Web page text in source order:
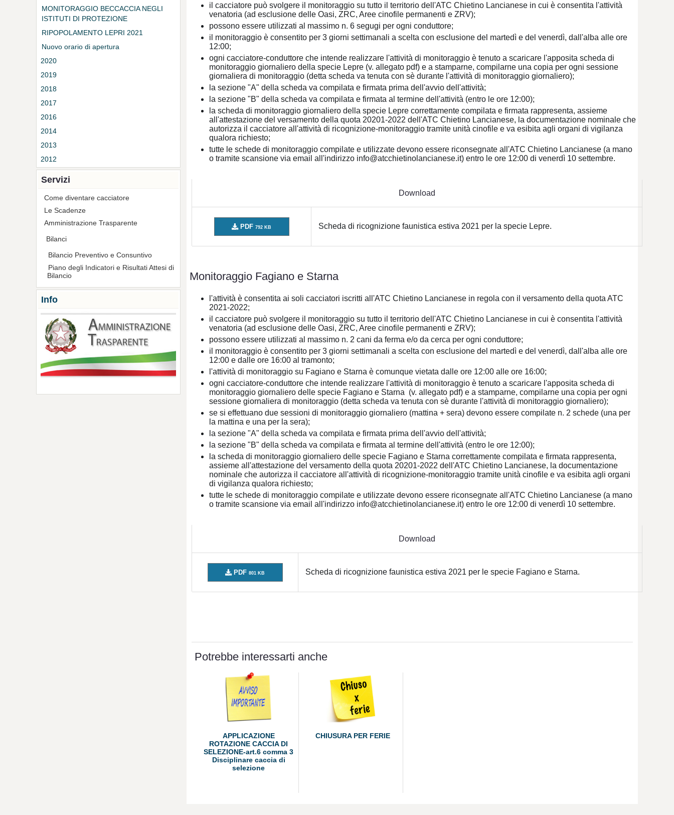
il cacciatore può svolgere il monitoraggio su tutto il territorio dell'ATC Chietino Lancianese in cui è consentita l'attività
venatoria (ad esclusione delle Oasi, ZRC, Aree cinofile permanenti e ZRV);
possono essere utilizzati al massimo n. 6 segugi per ogni conduttore;
il monitoraggio è consentito per 3 giorni settimanali a scelta con esclusione del martedì e del venerdì, dall'alba alle ore
12:00;
ogni cacciatore-conduttore che intende realizzare l'attività di monitoraggio è tenuto a scaricare l'apposita scheda di
monitoraggio giornaliero della specie Lepre (v. allegato pdf) e a stamparne, compilarne una copia per ogni sessione
giornaliera di monitoraggio (detta scheda va tenuta con sè durante l'attività di monitoraggio giornaliero);
la sezione "A" della scheda va compilata e firmata prima dell'avvio dell'attività;
la sezione "B" della scheda va compilata e firmata al termine dell'attività (entro le ore 12:00);
la scheda di monitoraggio giornaliero della specie Lepre correttamente compilata e firmata rappresenta, assieme
all'attestazione del versamento della quota 20201-2022 dell'ATC Chietino Lancianese, la documentazione nominale che
autorizza il cacciatore all'attività di ricognizione-monitoraggio tramite unità cinofile e va esibita agli organi di vigilanza
qualora richiesto;
tutte le schede di monitoraggio compilate e utilizzate devono essere riconsegnate all'ATC Chietino Lancianese (a mano
o tramite scansione via email all'indirizzo info@atcchietinolancianese.it) entro le ore 12:00 di venerdì 10 settembre.
Download
PDF 792 KB Scheda di ricognizione faunistica estiva 2021 per la specie Lepre.
Monitoraggio Fagiano e Starna
l'attività è consentita ai soli cacciatori iscritti all'ATC Chietino Lancianese in regola con il versamento della quota ATC
2021-2022;
il cacciatore può svolgere il monitoraggio su tutto il territorio dell'ATC Chietino Lancianese in cui è consentita l'attività
venatoria (ad esclusione delle Oasi, ZRC, Aree cinofile permanenti e ZRV);
possono essere utilizzati al massimo n. 2 cani da ferma e/o da cerca per ogni conduttore;
il monitoraggio è consentito per 3 giorni settimanali a scelta con esclusione del martedì e del venerdì, dall'alba alle ore
12:00 e dalle ore 16:00 al tramonto;
l'attività di monitoraggio su Fagiano e Starna è comunque vietata dalle ore 12:00 alle ore 16:00;
ogni cacciatore-conduttore che intende realizzare l'attività di monitoraggio è tenuto a scaricare l'apposita scheda di
monitoraggio giornaliero delle specie Fagiano e Starna (v. allegato pdf) e a stamparne, compilarne una copia per ogni
sessione giornaliera di monitoraggio (detta scheda va tenuta con sè durante l'attività di monitoraggio giornaliero);
se si effettuano due sessioni di monitoraggio giornaliero (mattina + sera) devono essere compilate n. 2 schede (una per
la mattina e una per la sera);
la sezione "A" della scheda va compilata e firmata prima dell'avvio dell'attività;
la sezione "B" della scheda va compilata e firmata al termine dell'attività (entro le ore 12:00);
la scheda di monitoraggio giornaliero delle specie Fagiano e Starna correttamente compilata e firmata rappresenta,
assieme all'attestazione del versamento della quota 20201-2022 dell'ATC Chietino Lancianese, la documentazione
nominale che autorizza il cacciatore all'attività di ricognizione-monitoraggio tramite unità cinofile e va esibita agli organi
di vigilanza qualora richiesto;
tutte le schede di monitoraggio compilate e utilizzate devono essere riconsegnate all'ATC Chietino Lancianese (a mano
o tramite scansione via email all'indirizzo info@atcchietinolancianese.it) entro le ore 12:00 di venerdì 10 settembre.
Download
PDF 801 KB Scheda di ricognizione faunistica estiva 2021 per le specie Fagiano e Starna.
Potrebbe interessarti anche
APPLICAZIONE
ROTAZIONE CACCIA DI
SELEZIONE-art.6 comma 3
Disciplinare caccia di
selezione
CHIUSURA PER FERIE
MONITORAGGIO BECCACCIA NEGLI
ISTITUTI DI PROTEZIONE
RIPOPOLAMENTO LEPRI 2021
Nuovo orario di apertura
2020
2019
2018
2017
2016
2014
2013
2012
Servizi
Come diventare cacciatore
Le Scadenze
Amministrazione Trasparente
Bilanci
Bilancio Preventivo e Consuntivo
Piano degli Indicatori e Risultati Attesi di
Bilancio
Info